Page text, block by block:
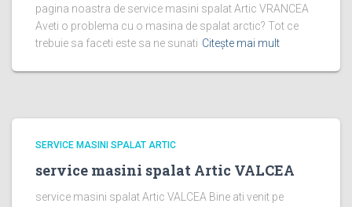
pagina noastra de service masini spalat Artic VRANCEA
Aveti o problema cu o masina de spalat arctic? Tot ce
trebuie sa faceti este sa ne sunati Citește mai mult
SERVICE MASINI SPALAT ARTIC
service masini spalat Artic VALCEA
service masini spalat Artic VALCEA Bine ati venit pe